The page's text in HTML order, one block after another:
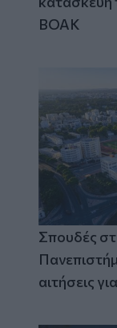
ΒΟΑΚ
Σπουδές
αιτήσεις